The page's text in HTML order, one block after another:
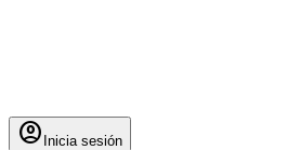
account_circle Inicia sesión